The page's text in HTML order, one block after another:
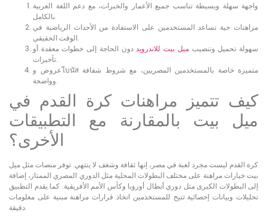
واجهة سهلة وبسيطة تناسب جميع الأعمار والخبرات، مع دعم اللغة العربية
بالكامل.
مراهنات حية تساعد المستخدمين على الاستفادة من الأحداث الرياضية في
الوقت الحقيقي.
سهولة تحميل وتنصيبميل بيت للاندرويددون الحاجة إلى خطوات معقدة أو
تأخيرات.
عروض وโบนัส متميزة خاصة بالمستخدمين المصريين، مع شروط شفافة
وواضحة.
كيف تتميز مراهنات كرة القدم في
ميل بيت بالمقارنة مع التطبيقات
الأخرى؟
كرة القدم ليست مجرد لعبة في مصر، إنها ثقافة وشغف لا ينتهي. توفر منصات مثل ميل
بيت خيارات مراهنة على مختلف البطولات المحلية مثل الدوري المصري الممتاز، إضافة
إلى البطولات الكبرى مثل دوري أبطال أوروبا وكأس الأمم الأفريقية. كما يقدم التطبيق
تحليلات وبيانات إحصائية تتيح للمستخدمين اتخاذ قرارات مراهنة مبنية على معلومات
دقيقة.